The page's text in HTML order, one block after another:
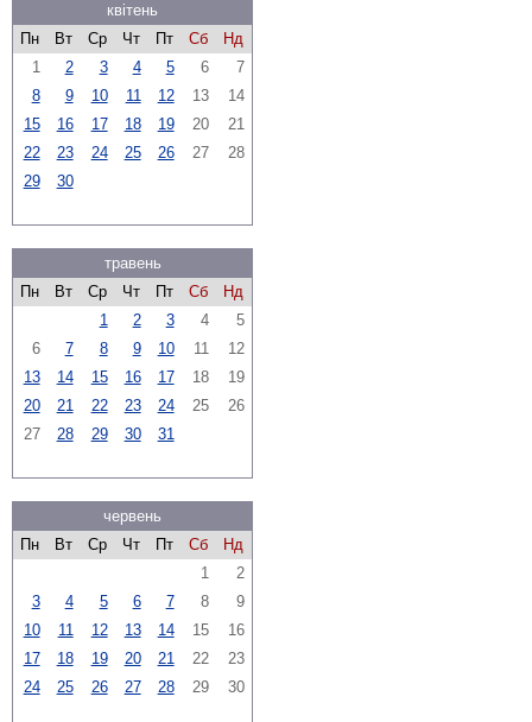
квітень
Пн
Вт Ср Чт Пт Сб
Нд
1
2 3 4 5 6
7
8
9 10 11 12 13
14
15
16 17 18 19 20
21
22
23 24 25 26 27
28
29
30
травень
Пн
Вт Ср Чт Пт Сб
Нд
1
2 3 4
5
6
7 8 9 10 11
12
13
14 15 16 17 18
19
20
21 22 23 24 25
26
27
28 29 30 31
червень
Пн
Вт Ср Чт Пт Сб
Нд
1
2
3
4 5 6 7 8
9
10
11 12 13 14 15
16
17
18 19 20 21 22
23
24
25 26 27 28 29 30